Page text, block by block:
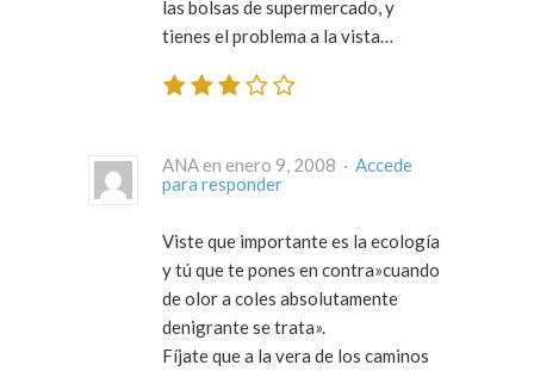
las bolsas de supermercado, y
tienes el problema a la vista…
ANA en enero 9, 2008 · Accede
para responder
Viste que importante es la ecología
y tú que te pones en contra»cuando
de olor a coles absolutamente
denigrante se trata».
Fíjate que a la vera de los caminos